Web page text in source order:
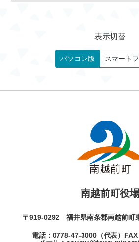
表示切替
パソコン版 スマート
南越前町役場
〒919-0292 福井県南条郡南越前町
電話： 0778-47-3000（代表）